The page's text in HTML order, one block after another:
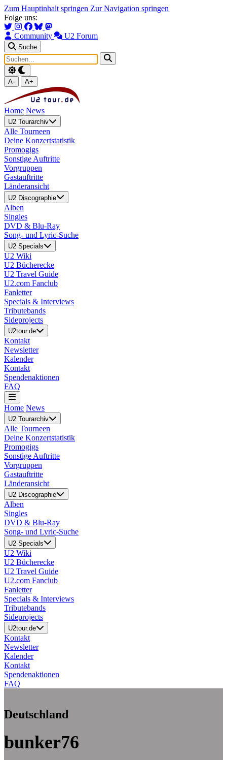
Zum Hauptinhalt springen Zur Navigation springen
Folge uns:
Community U2 Forum
Suche
A- A+
Home News
U2 Tourarchiv
Alle Tourneen
Deine Konzertstatistik
Promogigs
Sonstige Auftritte
Vorgruppen
Gastauftritte
Länderansicht
U2 Discographie
Alben
Singles
DVD & Blu-Ray
Song- und Lyric-Suche
U2 Specials
U2 Wiki
U2 Bücherecke
U2 Travel Guide
U2.com Fanclub
Fanletter
Specials & Interviews
Tributebands
Sideprojects
U2tour.de
Kontakt
Newsletter
Kalender
Kontakt
Spendenaktionen
FAQ
Home News
U2 Tourarchiv
Alle Tourneen
Deine Konzertstatistik
Promogigs
Sonstige Auftritte
Vorgruppen
Gastauftritte
Länderansicht
U2 Discographie
Alben
Singles
DVD & Blu-Ray
Song- und Lyric-Suche
U2 Specials
U2 Wiki
U2 Bücherecke
U2 Travel Guide
U2.com Fanclub
Fanletter
Specials & Interviews
Tributebands
Sideprojects
U2tour.de
Kontakt
Newsletter
Kalender
Kontakt
Spendenaktionen
FAQ
Deutschland
bunker76